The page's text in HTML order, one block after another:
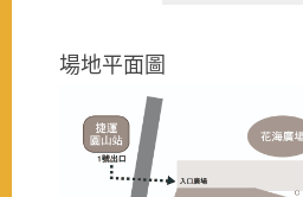
場地平面圖